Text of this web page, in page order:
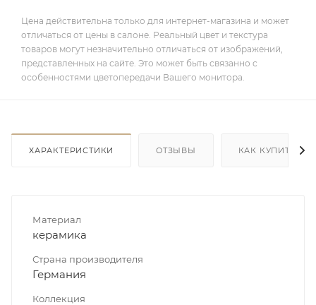
Цена действительна только для интернет-магазина и может
отличаться от цены в салоне. Реальный цвет и текстура
товаров могут незначительно отличаться от изображений,
представленных на сайте. Это может быть связанно с
особенностями цветопередачи Вашего монитора.
ХАРАКТЕРИСТИКИ ОТЗЫВЫ КАК КУПИТЬ
Материал
керамика
Страна производителя
Германия
Коллекция